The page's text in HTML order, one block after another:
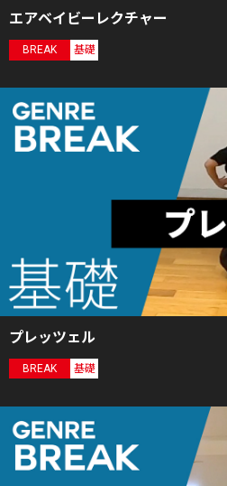
エアベイビーレクチャー
BREAK 基礎
プレッツェル
BREAK 基礎